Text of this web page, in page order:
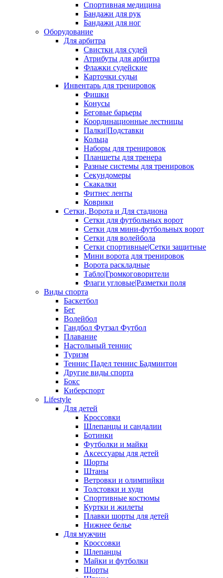
Спортивная медицина
Бандажи для рук
Бандажи для ног
Оборудование
Для арбитра
Свистки для судей
Атрибуты для арбитра
Флажки судейские
Карточки судьи
Инвентарь для тренировок
Фишки
Конусы
Беговые барьеры
Координационные лестницы
Палки|Подставки
Кольца
Наборы для тренировок
Планшеты для тренера
Разные системы для тренировок
Секундомеры
Скакалки
Фитнес ленты
Коврики
Сетки, Ворота и Для стадиона
Сетки для футбольных ворот
Сетки для мини-футбольных ворот
Сетки для волейбола
Сетки спортивные|Сетки защитные
Мини ворота для тренировок
Ворота раскладные
Табло|Громкоговорители
Флаги угловые|Разметки поля
Виды спорта
Баскетбол
Бег
Волейбол
Гандбол Футзал Футбол
Плавание
Настольный теннис
Туризм
Теннис Падел теннис Бадминтон
Другие виды спорта
Бокс
Киберспорт
Lifestyle
Для детей
Кроссовки
Шлепанцы и сандалии
Ботинки
Футболки и майки
Аксессуары для детей
Шорты
Штаны
Ветровки и олимпийки
Толстовки и худи
Спортивные костюмы
Куртки и жилеты
Плавки шорты для детей
Нижнее белье
Для мужчин
Кроссовки
Шлепанцы
Майки и футболки
Шорты